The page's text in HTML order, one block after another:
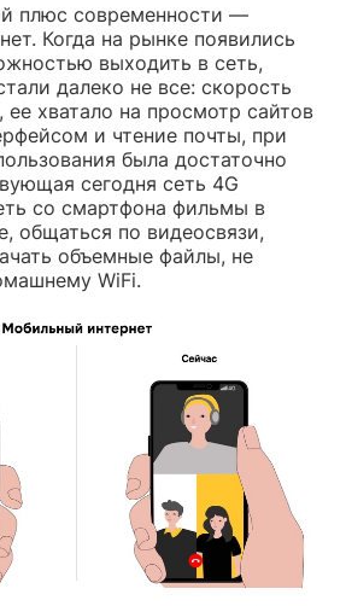
плюс современности —
Когда на рынке появились
выходить в сеть,
далеко не все: скорость
ее хватало на просмотр сайтов
и чтение почты, при
была достаточно
сегодня сеть 4G
со смартфона фильмы в
общаться по видеосвязи,
объемные файлы, не
WiFi.